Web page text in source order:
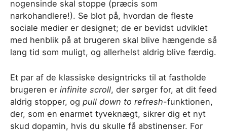
nogensinde skal stoppe (præcis som
narkohandlere!). Se blot på, hvordan de fleste
sociale medier er designet; de er bevidst udviklet
med henblik på at brugeren skal blive hængende så
lang tid som muligt, og allerhelst aldrig blive færdig.
Et par af de klassiske designtricks til at fastholde
brugeren er infinite scroll, der sørger for, at dit feed
aldrig stopper, og pull down to refresh-funktionen,
der, som en enarmet tyveknægt, sikrer dig et nyt
skud dopamin, hvis du skulle få abstinenser. For